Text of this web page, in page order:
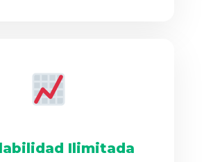
Ilimitada